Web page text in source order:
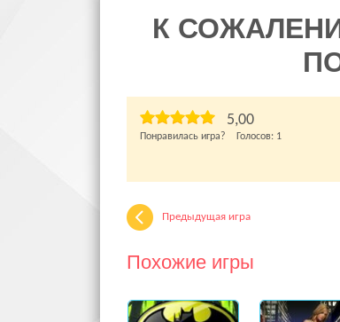
К
5,00
Понравилась игра? Голосов: 1
Предыдущая игра
Похожие игры